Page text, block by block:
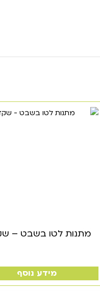
מתנות לטו בשבט –
מידע נוסף